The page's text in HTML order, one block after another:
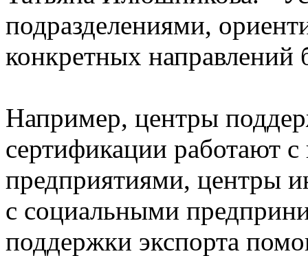
подразделениями,
конкретных направлений
Например, центры
сертификации работают
предприятиями, центры
с социальными
поддержки экспорта